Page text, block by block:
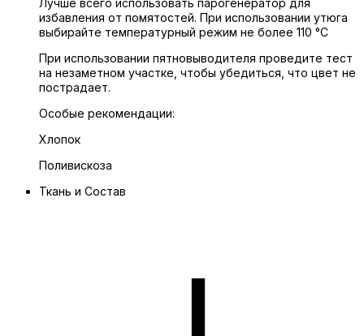
Лучше всего использовать парогенератор для
избавления от помятостей. При использовании утюга
выбирайте температурный режим не более 110 °C
При использовании пятновыводителя проведите тест
на незаметном участке, чтобы убедиться, что цвет не
пострадает.
Особые рекомендации:
Хлопок
Поливискоза
Ткань и Состав